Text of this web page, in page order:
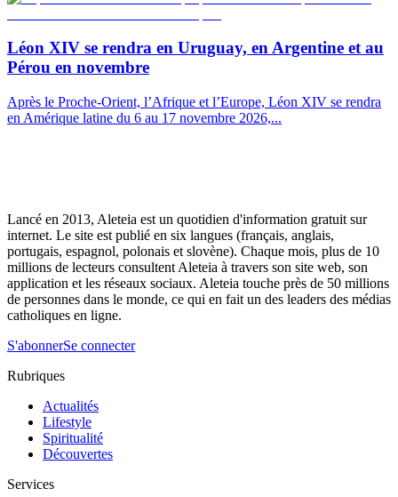
Léon XIV se rendra en Uruguay, en Argentine et au
Pérou en novembre
Après le Proche-Orient, l’Afrique et l’Europe, Léon XIV se rendra
en Amérique latine du 6 au 17 novembre 2026,...
Lancé en 2013, Aleteia est un quotidien d'information gratuit sur
internet. Le site est publié en six langues (français, anglais,
portugais, espagnol, polonais et slovène). Chaque mois, plus de 10
millions de lecteurs consultent Aleteia à travers son site web, son
application et les réseaux sociaux. Aleteia touche près de 50 millions
de personnes dans le monde, ce qui en fait un des leaders des médias
catholiques en ligne.
S'abonnerSe connecter
Rubriques
Actualités
Lifestyle
Spiritualité
Découvertes
Services